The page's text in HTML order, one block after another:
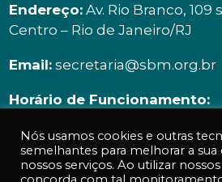
Endereço: Av. Rio Branco, 109
Centro – Rio de Janeiro/RJ
Email: secretaria@sbm.org.br
Horário de Funcionamento:
Nós usamos cookies e outras
semelhantes para melhorar a
nossos serviços. Ao utilizar